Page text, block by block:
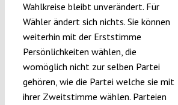
Wahlkreise bleibt unverändert. Für
Wähler ändert sich nichts. Sie können
weiterhin mit der Erststimme
Persönlichkeiten wählen, die
womöglich nicht zur selben Partei
gehören, wie die Partei welche sie mit
ihrer Zweitstimme wählen. Parteien